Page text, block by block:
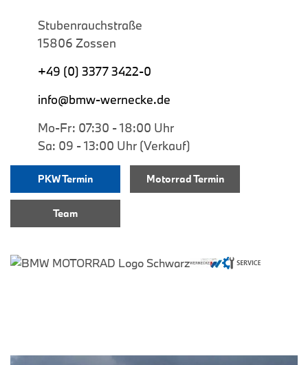
Stubenrauchstraße
15806 Zossen
+49 (0) 3377 3422-0
info@bmw-wernecke.de
Mo-Fr: 07:30 - 18:00 Uhr
Sa: 09 - 13:00 Uhr (Verkauf)
PKW Termin Motorrad Termin
Team